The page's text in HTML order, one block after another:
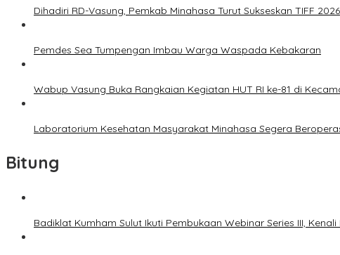
Dihadiri RD-Vasung, Pemkab Minahasa Turut Sukseskan TIFF 2026
Pemdes Sea Tumpengan Imbau Warga Waspada Kebakaran
Wabup Vasung Buka Rangkaian Kegiatan HUT RI ke-81 di
Laboratorium Kesehatan Masyarakat Minahasa Segera
Bitung
Badiklat Kumham Sulut Ikuti Pembukaan Webinar Series III,